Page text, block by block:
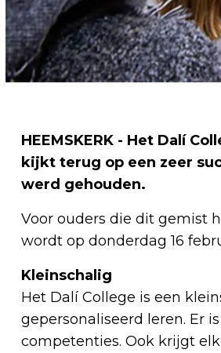
HEEMSKERK - Het Dalí
kijkt terug op een zeer
werd gehouden.
Voor ouders die dit gemist
wordt op donderdag 16
Kleinschalig
Het Dalí College is een
gepersonaliseerd leren. Er
competenties. Ook krijgt